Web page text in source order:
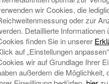
Theatererlebnis an
Recherche- und
2018 seine Premiere
der Menschen in Münster.
innovativen Projekt als
den Herzschlag dieser
wir Cookies, die
oder zur
Detaillierte
finden Sie in unserer
auf „Einstellungen
wir auf Grundlage Ihrer
außerdem die